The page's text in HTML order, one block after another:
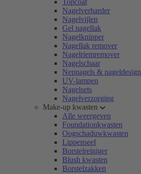
Topcoat
Nagelverharder
Nagelvijlen
Gel nagellak
Nagelknipper
Nagellak remover
Nagelriemremover
Nagelschaar
Nepnagels & nageldesign
UV-lampen
Nagelsets
Nagelverzorging
Make-up kwasten
Alle weergeven
Foundationkwasten
Oogschaduwkwasten
Lippenseel
Borstelreiniger
Blush kwasten
Borstelzakken